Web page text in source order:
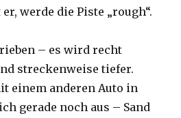
werde die Piste „rough“.
– es wird recht
streckenweise tiefer.
einem anderen Auto in
gerade noch aus – Sand